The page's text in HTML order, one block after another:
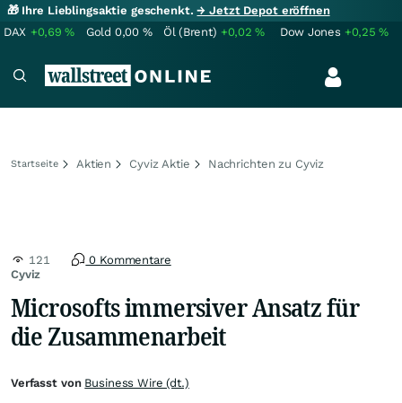
🎁 Ihre Lieblingsaktie geschenkt.→ Jetzt Depot eröffnen
DAX +0,69% Gold 0,00 % Öl (Brent) +0,02% Dow Jones +0,25%
Startseite Aktien Cyviz Aktie Nachrichten zu Cyviz
Cyviz
121 0 Kommentare
Microsofts immersiver Ansatz für
die Zusammenarbeit
Verfasst von Business Wire (dt.)